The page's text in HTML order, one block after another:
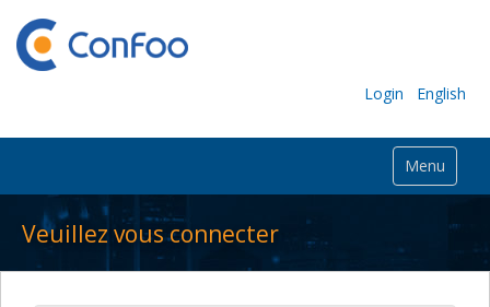
Login English
Menu
Veuillez vous connecter